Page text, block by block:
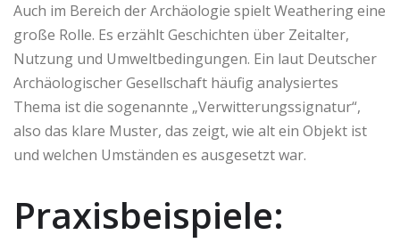
Auch im Bereich der Archäologie spielt Weathering eine
große Rolle. Es erzählt Geschichten über Zeitalter,
Nutzung und Umweltbedingungen. Ein laut Deutscher
Archäologischer Gesellschaft häufig analysiertes
Thema ist die sogenannte „Verwitterungssignatur“,
also das klare Muster, das zeigt, wie alt ein Objekt ist
und welchen Umständen es ausgesetzt war.
Praxisbeispiele: